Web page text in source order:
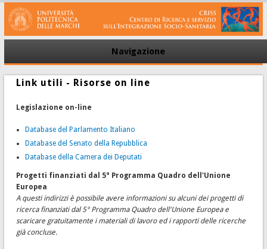
Navigazione
Link utili - Risorse on line
Legislazione on-line
Database del Parlamento Italiano
Database del Senato della Repubblica
Database della Camera dei Deputati
Progetti finanziati dal 5° Programma Quadro dell'Unione
Europea
A questi indirizzi è possibile avere informazioni su alcuni dei progetti di
ricerca finanziati dal 5° Programma Quadro dell'Unione Europea e
scaricare gratuitamente i materiali di lavoro ed i rapporti delle ricerche
già concluse.